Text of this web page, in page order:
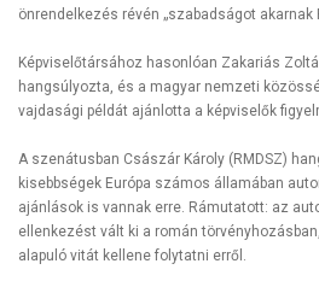
önrendelkezés révén „szabadságot akarnak
Képviselőtársához hasonlóan Zakariás
hangsúlyozta, és a magyar nemzeti
vajdasági példát ajánlotta a képviselők
A szenátusban Császár Károly (RMDSZ)
kisebbségek Európa számos államában
ajánlások is vannak erre. Rámutatott: az
ellenkezést vált ki a román
alapuló vitát kellene folytatni erről.